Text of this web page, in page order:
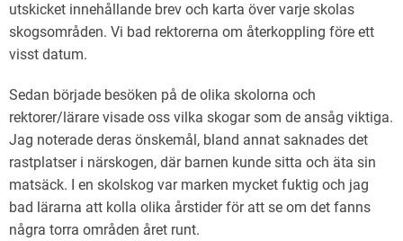
utskicket innehållande brev och karta över varje skolas
skogsområden. Vi bad rektorerna om återkoppling före ett
visst datum.
Sedan började besöken på de olika skolorna och
rektorer/lärare visade oss vilka skogar som de ansåg viktiga.
Jag noterade deras önskemål, bland annat saknades det
rastplatser i närskogen, där barnen kunde sitta och äta sin
matsäck. I en skolskog var marken mycket fuktig och jag
bad lärarna att kolla olika årstider för att se om det fanns
några torra områden året runt.